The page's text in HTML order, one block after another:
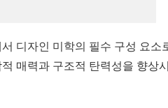
디자인 미학의 필수 구성 요소
매력과 구조적 탄력성을 향상